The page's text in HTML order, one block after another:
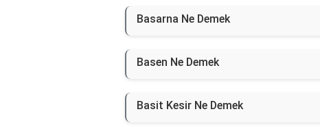
Basarna Ne Demek
Basen Ne Demek
Basit Kesir Ne Demek